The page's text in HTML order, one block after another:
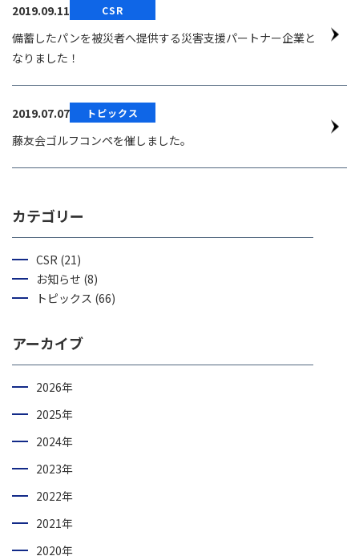
2019.09.11 CSR
備蓄したパンを被災者へ提供する災害支援パートナー企業と
なりました！
2019.07.07 トピックス
藤友会ゴルフコンペを催しました。
カテゴリー
CSR (21)
お知らせ (8)
トピックス (66)
アーカイブ
2026年
2025年
2024年
2023年
2022年
2021年
2020年